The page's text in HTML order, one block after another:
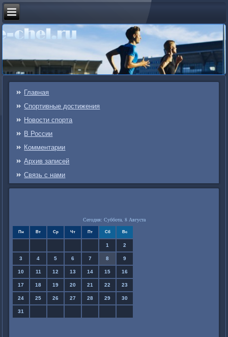
Главная
Спортивные достижения
Новости спорта
В России
Комментарии
Архив записей
Связь c нами
Сегодня: Суббота, 8 Августа
Пн Вт Ср Чт Пт Сб Вс
1 2
3 4 5 6 7 8 9
10 11 12 13 14 15 16
17 18 19 20 21 22 23
24 25 26 27 28 29 30
31